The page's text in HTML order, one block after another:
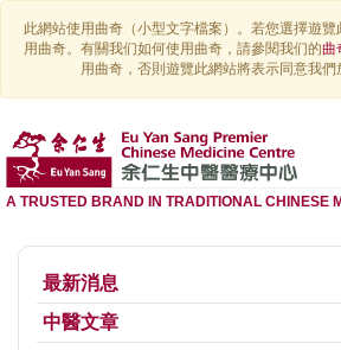
此網站使用曲奇（小型文字檔案）。若您選擇遊
用曲奇。有關我们如何使用曲奇，請參閱我们的曲
用曲奇，否則遊覽此網站將表示同意我們
A TRUSTED BRAND IN TRADITIONAL CHINESE
最新消息
中醫文章